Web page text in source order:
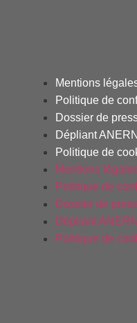
Mentions
Politique de
Dossier de
Dépliant ANERN
Politique de
Mentions
Politique de
Dossier de
Dépliant ANERN
Politique de